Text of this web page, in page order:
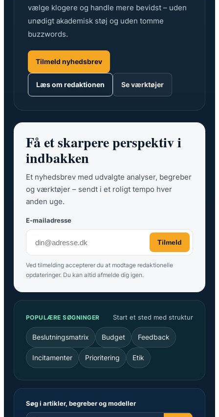
vælge klogere og handle mere bevidst – uden
unødigt akademisk støj og uden tomme
buzzwords.
Tilmeld nyhedsbrev
Læs om redaktionen Se værktøjer
Få et skarpere perspektiv i
indbakken
Et nyhedsbrev med udvalgte analyser, begreber
og værktøjer – sendt i et roligt tempo hver
anden uge.
E-mailadresse
Tilmeld
Ved tilmelding accepterer du at modtage redaktionelle
opdateringer. Du kan altid afmelde dig igen.
POPULÆRE SØGNINGER Start et sted med struktur
Beslutningsmatrix Budget Feedback
Incitamenter Prioritering Etik
Søg i artikler, begreber og modeller